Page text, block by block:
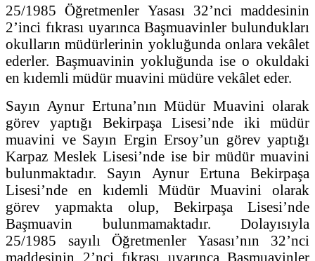
25/1985 Öğretmenler Yasası 32’nci maddesinin
2’inci fıkrası uyarınca Başmuavinler bulundukları
okulların müdürlerinin yokluğunda onlara vekâlet
ederler. Başmuavinin yokluğunda ise o okuldaki
en kıdemli müdür muavini müdüre vekâlet eder.
Sayın Aynur Ertuna’nın Müdür Muavini olarak
görev yaptığı Bekirpaşa Lisesi’nde iki müdür
muavini ve Sayın Ergin Ersoy’un görev yaptığı
Karpaz Meslek Lisesi’nde ise bir müdür muavini
bulunmaktadır. Sayın Aynur Ertuna Bekirpaşa
Lisesi’nde en kıdemli Müdür Muavini olarak
görev yapmakta olup, Bekirpaşa Lisesi’nde
Başmuavin bulunmamaktadır. Dolayısıyla
25/1985 sayılı Öğretmenler Yasası’nın 32’nci
maddesinin 2’nci fıkrası uyarınca Başmuavinler